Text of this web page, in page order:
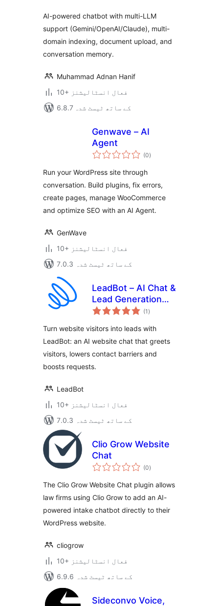
AI-powered chatbot with multi-LLM
support (Gemini/OpenAI/Claude), multi-
domain indexing, document upload, and
conversation memory.
Muhammad Adnan Hanif
10+ فعال انسٹالیشنز
6.8.7 کے ساتھ ٹیسٹ شدہ
Genwave – AI
Agent
(0مجموعی
درجہ
)
Run your WordPress site through
conversation. Build plugins, fix errors,
create pages, manage WooCommerce
and optimize SEO with an AI Agent.
GenWave
10+ فعال انسٹالیشنز
7.0.3 کے ساتھ ٹیسٹ شدہ
LeadBot – AI Chat &
Lead Generation
for Your Website
(1 مجموعی
درجہ
)
Turn website visitors into leads with
LeadBot: an AI website chat that greets
visitors, lowers contact barriers and
boosts requests.
LeadBot
10+ فعال انسٹالیشنز
7.0.3 کے ساتھ ٹیسٹ شدہ
Clio Grow Website
Chat
(0مجموعی
درجہ
)
The Clio Grow Website Chat plugin allows
law firms using Clio Grow to add an AI-
powered intake chatbot directly to their
WordPress website.
cliogrow
10+ فعال انسٹالیشنز
6.9.6 کے ساتھ ٹیسٹ شدہ
Sideconvo Voice,